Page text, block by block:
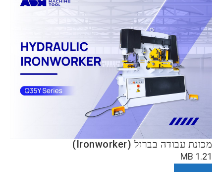
מכונת עבודה בברזל (Ironworker)
1.21 MB